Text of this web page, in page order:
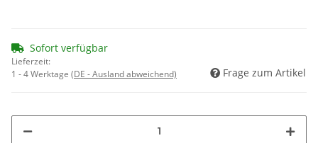
Sofort verfügbar
Lieferzeit:
1 - 4 Werktage (DE - Ausland abweichend) Frage zum Artikel